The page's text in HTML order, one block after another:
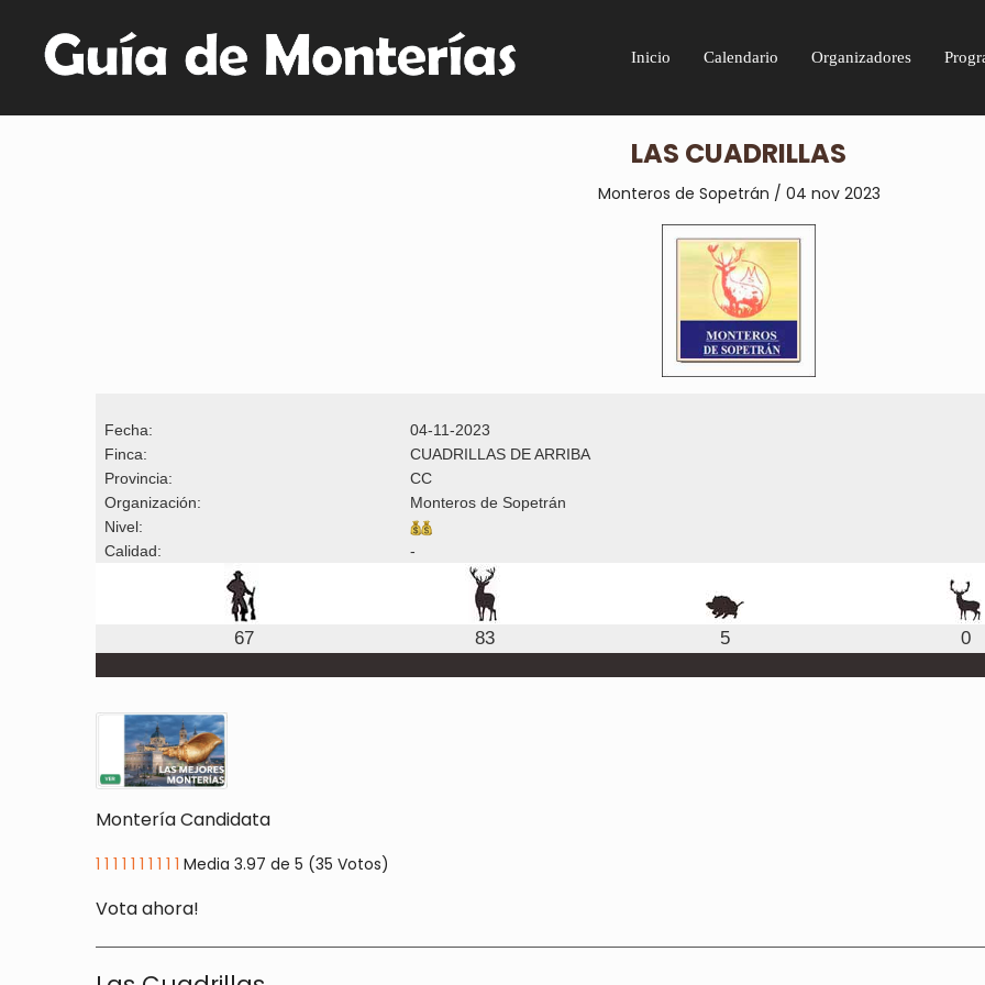
Inicio Calendario Organizadores
LAS CUADRILLAS
Monteros de Sopetrán / 04 nov 2023
Fecha:
04-11-2023
Finca:
CUADRILLAS DE ARRIBA
Provincia:
CC
Organización:
Monteros de Sopetrán
Nivel:
Calidad:
-
67 83 5 0
Montería Candidata
1 1 1 1 1 1 1 1 1 1 Media 3.97 de 5 (35 Votos)
Vota ahora!